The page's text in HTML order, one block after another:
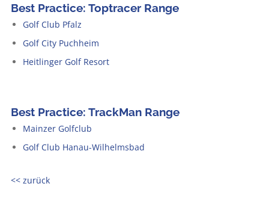
Best Practice: Toptracer Range
Golf Club Pfalz
Golf City Puchheim
Heitlinger Golf Resort
Best Practice: TrackMan Range
Mainzer Golfclub
Golf Club Hanau-Wilhelmsbad
<< zurück